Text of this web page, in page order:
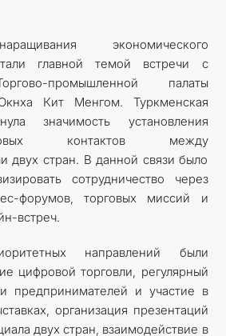
экономического
главной темой встречи с
промышленной палаты
Кит Менгом. Туркменская
значимость установления
контактов между
двух стран. В данной связи было
сотрудничество через
форумов, торговых миссий и
встреч.
направлений были
цифровой торговли, регулярный
предпринимателей и участие в
организация презентаций
двух стран, взаимодействие в